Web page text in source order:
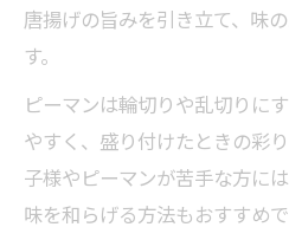
ト
唐揚げとピーマンで
唐揚げピーマンは片
素揚げピーマンと唐
唐揚げピーマンをめ
唐揚げの旨みを引き立て、味
す。
ピーマンは輪切りや乱切りに
やすく、盛り付けたときの彩
子様やピーマンが苦手な方に
味を和らげる方法もおすすめ